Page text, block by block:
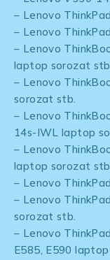
– Lenovo
– Lenovo
– Lenovo
laptop sorozat
– Lenovo
sorozat stb.
– Lenovo
14s-IWL laptop
– Lenovo
laptop sorozat
– Lenovo
– Lenovo
sorozat stb.
– Lenovo
E585, E590